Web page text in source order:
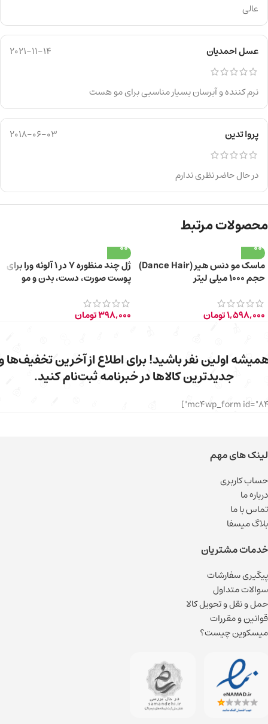
عالی
عسل احمدیان 2021-11-14
نرم کننده و آبرسان بسیار مناسبی برای مو هست
پروا تدین 2018-06-03
در حال حاضر نظری ندارم
محصولات مرتبط
ماسک مو دنس هیر (Dance Hair)
حجم ۱۰۰۰ میلی لیتر
1,598,000تومان
ژل چند منظوره 7 در 1 آلوئه ورا برای
پوست صورت، دست، بدن و مو
398,000تومان
اولین نفر باشید! برای اطلاع از آخرین تخفیف‌ها
جدیدترین کالاها در خبرنامه ثبت‌نام کنید.
لینک های مهم
حساب کاربری
درباره ما
تماس با ما
بلاگ میسفا
خدمات مشتریان
پیگیری سفارشات
سوالات متداول
حمل و نقل و تحویل کالا
قوانین و مقررات
میسکوین چیست؟